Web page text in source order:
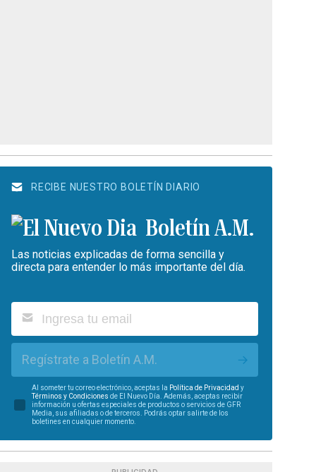
RECIBE NUESTRO BOLETÍN DIARIO
Boletín A.M.
Las noticias explicadas de forma sencilla y
directa para entender lo más importante del día.
Regístrate a Boletín A.M.
Al someter tu correo electrónico, aceptas la Política de Privacidad y
Términos y Condiciones de El Nuevo Día. Además, aceptas recibir
información u ofertas especiales de productos o servicios de GFR
Media, sus afiliadas o de terceros. Podrás optar salirte de los
boletines en cualquier momento.